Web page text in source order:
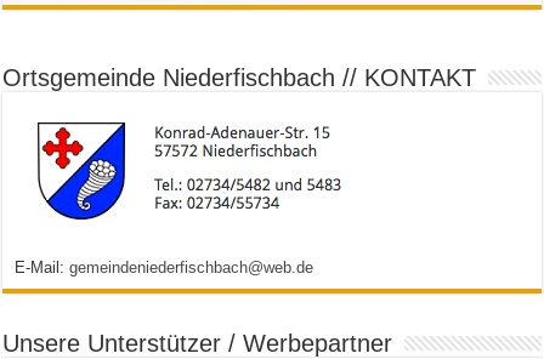
Ortsgemeinde Niederfischbach // KONTAKT
E-Mail:gemeindeniederfischbach@web.de
Unsere Unterstützer / Werbepartner